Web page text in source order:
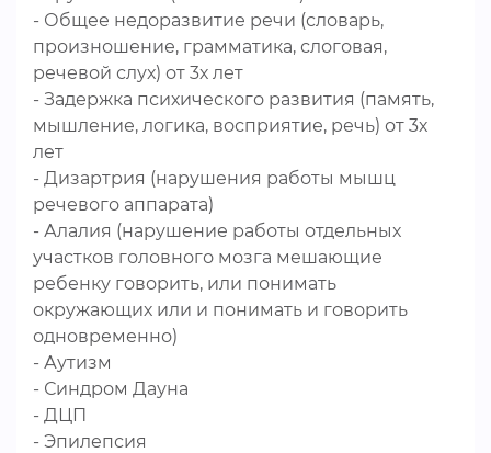
- Общее недоразвитие речи (словарь,
произношение, грамматика, слоговая,
речевой слух) от 3х лет
- Задержка психического развития (память,
мышление, логика, восприятие, речь) от 3х
лет
- Дизартрия (нарушения работы мышц
речевого аппарата)
- Алалия (нарушение работы отдельных
участков головного мозга мешающие
ребенку говорить, или понимать
окружающих или и понимать и говорить
одновременно)
- Аутизм
- Синдром Дауна
- ДЦП
- Эпилепсия